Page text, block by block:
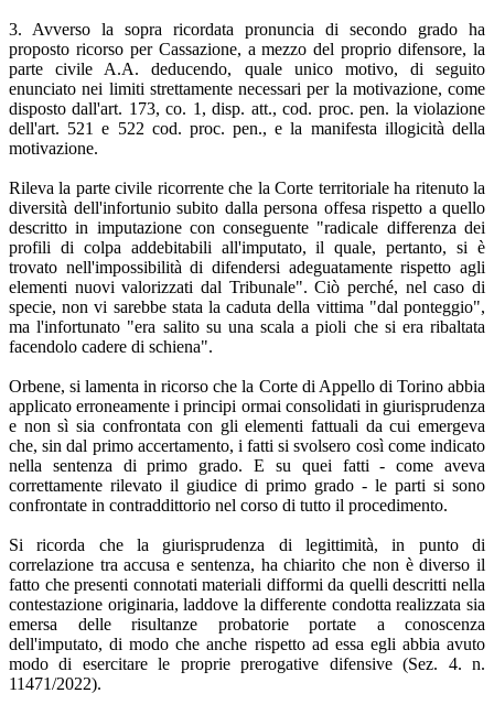
3. Avverso la sopra ricordata pronuncia di secondo grado ha
proposto ricorso per Cassazione, a mezzo del proprio difensore, la
parte civile A.A. deducendo, quale unico motivo, di seguito
enunciato nei limiti strettamente necessari per la motivazione, come
disposto dall'art. 173, co. 1, disp. att., cod. proc. pen. la violazione
dell'art. 521 e 522 cod. proc. pen., e la manifesta illogicità della
motivazione.
Rileva la parte civile ricorrente che la Corte territoriale ha ritenuto la
diversità dell'infortunio subito dalla persona offesa rispetto a quello
descritto in imputazione con conseguente "radicale differenza dei
profili di colpa addebitabili all'imputato, il quale, pertanto, si è
trovato nell'impossibilità di difendersi adeguatamente rispetto agli
elementi nuovi valorizzati dal Tribunale". Ciò perché, nel caso di
specie, non vi sarebbe stata la caduta della vittima "dal ponteggio",
ma l'infortunato "era salito su una scala a pioli che si era ribaltata
facendolo cadere di schiena".
Orbene, si lamenta in ricorso che la Corte di Appello di Torino abbia
applicato erroneamente i principi ormai consolidati in giurisprudenza
e non sì sia confrontata con gli elementi fattuali da cui emergeva
che, sin dal primo accertamento, i fatti si svolsero così come indicato
nella sentenza di primo grado. E su quei fatti - come aveva
correttamente rilevato il giudice di primo grado - le parti si sono
confrontate in contraddittorio nel corso di tutto il procedimento.
Si ricorda che la giurisprudenza di legittimità, in punto di
correlazione tra accusa e sentenza, ha chiarito che non è diverso il
fatto che presenti connotati materiali difformi da quelli descritti nella
contestazione originaria, laddove la differente condotta realizzata sia
emersa delle risultanze probatorie portate a conoscenza
dell'imputato, di modo che anche rispetto ad essa egli abbia avuto
modo di esercitare le proprie prerogative difensive (Sez. 4. n.
11471/2022).